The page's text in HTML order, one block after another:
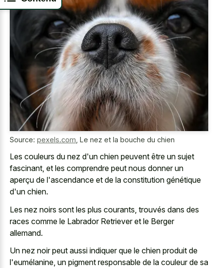
Source: pexels.com Le nez et la bouche du chien
Les couleurs du nez d'un chien peuvent être un sujet
fascinant, et les comprendre peut nous donner un
aperçu de l'ascendance et de la constitution génétique
d'un chien.
Les nez noirs sont les plus courants, trouvés dans des
races comme le Labrador Retriever et le Berger
allemand.
Un nez noir peut aussi indiquer que le chien produit de
l'eumélanine, un pigment responsable de la couleur de sa